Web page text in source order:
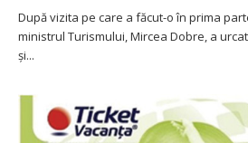
După vizita pe care a făcut-o în prima
ministrul Turismului, Mircea Dobre, a
și...